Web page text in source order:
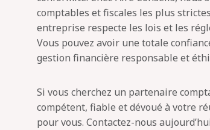
comptables et fiscales les plus
entreprise respecte les lois et les
Vous pouvez avoir une totale
gestion financière responsable et
Si vous cherchez un partenaire
compétent, fiable et dévoué à votre
pour vous. Contactez-nous